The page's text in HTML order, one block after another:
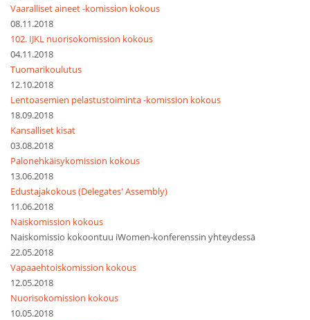
Vaaralliset aineet -komission kokous
08.11.2018
102. IJKL nuorisokomission kokous
04.11.2018
Tuomarikoulutus
12.10.2018
Lentoasemien pelastustoiminta -komission kokous
18.09.2018
Kansalliset kisat
03.08.2018
Palonehkäisykomission kokous
13.06.2018
Edustajakokous (Delegates' Assembly)
11.06.2018
Naiskomission kokous
Naiskomissio kokoontuu iWomen-konferenssin yhteydessä
22.05.2018
Vapaaehtoiskomission kokous
12.05.2018
Nuorisokomission kokous
10.05.2018